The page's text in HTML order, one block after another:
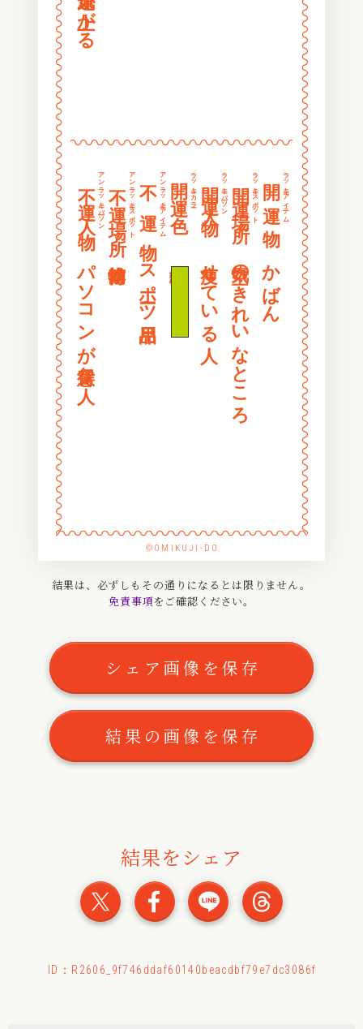
〰〰〰〰〰〰〰〰〰〰〰〰〰〰〰
開 運 物ラッキーアイテム
かばん
開運場所ラッキースポット
空気のきれいなところ
開運人物ラッキーパーソン
痩せている人
開 運 色ラッキーカラー
不 運 物アンラッキーアイテム
スポーツ用品
不運場所アンラッキースポット
不運人物アンラッキーパーソン
パソコンが得意な人
〰〰〰〰〰〰〰〰〰〰〰〰〰
〰
〰
〰
〰
〰
〰
〰
〰
〰
〰
〰
〰
〰
〰
〰
〰
〰
〰
〰
〰
〰
〰
〰
〰
〰
〰
〰
〰
〰
〰
〰
〰
〰
〰
〰
〰
〰
〰
〰
〰
〰
〰
〰
〰
〰
〰
〰
〰
〰
〰
〰
〰
〰
〰
〰
©OMIKUJI-DO
結果は、必ずしもその通りになるとは限りません。
免責事項をご確認ください。
シェア画像を保存
結果の画像を保存
結果をシェア
おみくじの結果をXでシェア
おみくじの結果を
おみくじの結
ID：R2606_9f746ddaf60140beacdbf79e7dc3086f